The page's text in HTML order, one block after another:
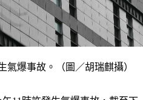
氣爆事故。（圖／胡瑞麒攝）